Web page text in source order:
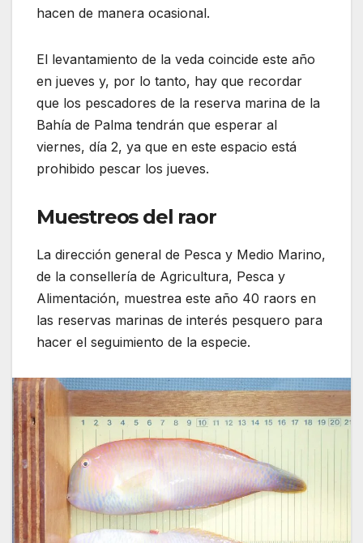
hacen de manera ocasional.
El levantamiento de la veda coincide este año
en jueves y, por lo tanto, hay que recordar
que los pescadores de la reserva marina de la
Bahía de Palma tendrán que esperar al
viernes, día 2, ya que en este espacio está
prohibido pescar los jueves.
Muestreos del raor
La dirección general de Pesca y Medio Marino,
de la consellería de Agricultura, Pesca y
Alimentación, muestrea este año 40 raors en
las reservas marinas de interés pesquero para
hacer el seguimiento de la especie.